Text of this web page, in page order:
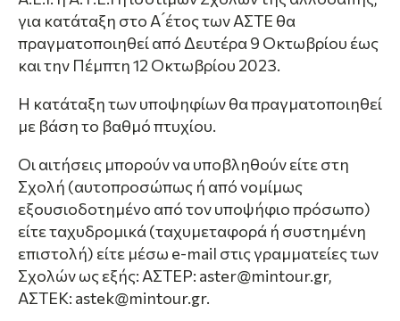
για κατάταξη στο Α ́έτος των ΑΣΤΕ θα
πραγματοποιηθεί από Δευτέρα 9 Οκτωβρίου έως
και την Πέμπτη 12 Οκτωβρίου 2023.
Η κατάταξη των υποψηφίων θα πραγματοποιηθεί
με βάση το βαθμό πτυχίου.
Οι αιτήσεις μπορούν να υποβληθούν είτε στη
Σχολή (αυτοπροσώπως ή από νομίμως
εξουσιοδοτημένο από τον υποψήφιο πρόσωπο)
είτε ταχυδρομικά (ταχυμεταφορά ή συστημένη
επιστολή) είτε μέσω e-mail στις γραμματείες των
Σχολών ως εξής: ΑΣΤΕΡ: aster@mintour.gr,
ΑΣΤΕΚ: astek@mintour.gr.